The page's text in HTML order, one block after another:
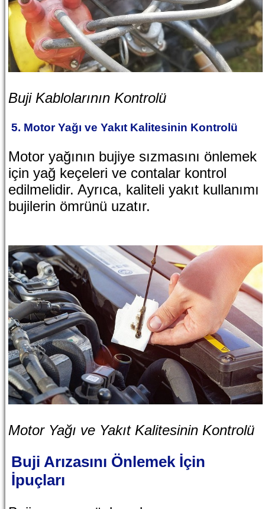
Buji Kablolarının Kontrolü
5. Motor Yağı ve Yakıt Kalitesinin Kontrolü
Motor yağının bujiye sızmasını önlemek
için yağ keçeleri ve contalar kontrol
edilmelidir. Ayrıca, kaliteli yakıt kullanımı
bujilerin ömrünü uzatır.
Motor Yağı ve Yakıt Kalitesinin Kontrolü
Buji Arızasını Önlemek İçin
İpuçları